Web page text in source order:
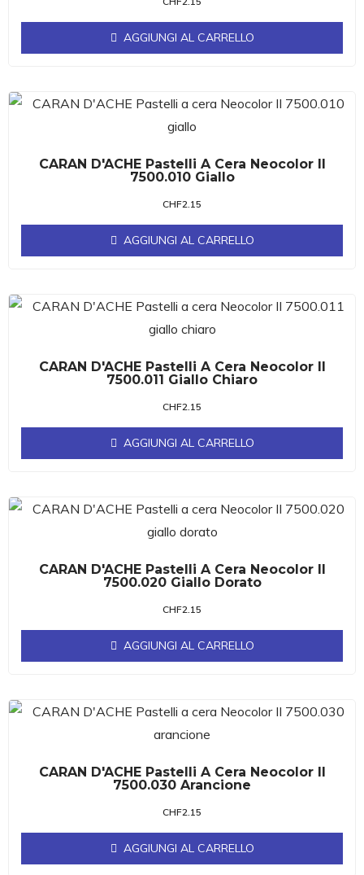
AGGIUNGI AL CARRELLO
CARAN D'ACHE Pastelli A Cera Neocolor II
7500.010 Giallo
CHF2.15
AGGIUNGI AL CARRELLO
CARAN D'ACHE Pastelli A Cera Neocolor II
7500.011 Giallo Chiaro
CHF2.15
AGGIUNGI AL CARRELLO
CARAN D'ACHE Pastelli A Cera Neocolor II
7500.020 Giallo Dorato
CHF2.15
AGGIUNGI AL CARRELLO
CARAN D'ACHE Pastelli A Cera Neocolor II
7500.030 Arancione
CHF2.15
AGGIUNGI AL CARRELLO